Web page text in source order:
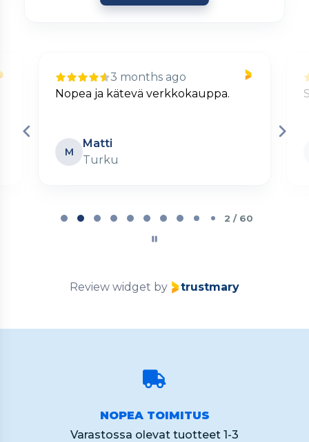
3 months ago
Nopea ja kätevä verkkokauppa.
M
Matti
Turku
2 / 60
Review widget by trustmary
NOPEA TOIMITUS
Varastossa olevat tuotteet 1-3